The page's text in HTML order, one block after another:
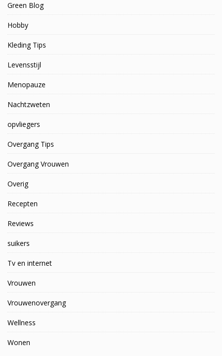
Green Blog
Hobby
Kleding Tips
Levensstijl
Menopauze
Nachtzweten
opvliegers
Overgang Tips
Overgang Vrouwen
Overig
Recepten
Reviews
suikers
Tv en internet
Vrouwen
Vrouwenovergang
Wellness
Wonen